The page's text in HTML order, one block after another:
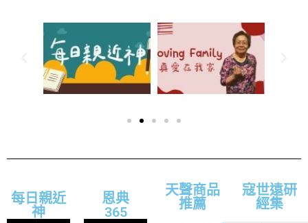
每日親近
神
恩典
365
天聲商品
推薦
寇世遠研
經集